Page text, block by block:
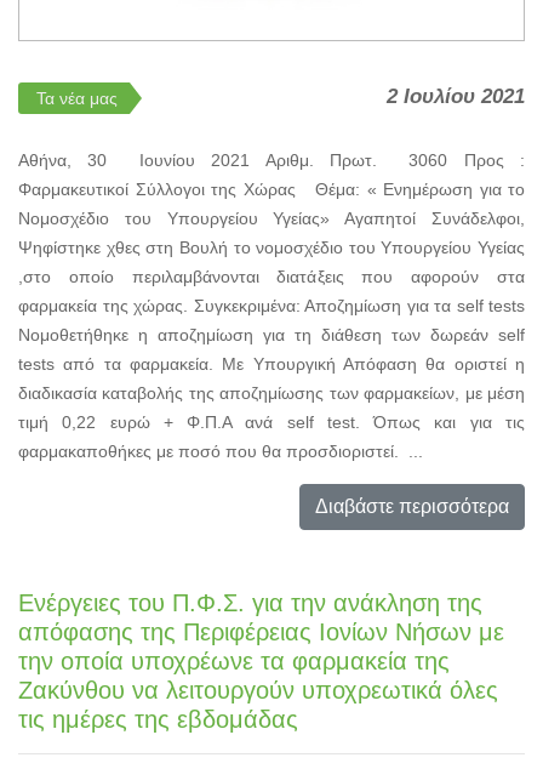
Τα νέα μας 2 Ιουλίου 2021
Αθήνα, 30 Ιουνίου 2021 Αριθμ. Πρωτ. 3060 Προς :
Φαρμακευτικοί Σύλλογοι της Χώρας Θέμα: « Ενημέρωση για το
Νομοσχέδιο του Υπουργείου Υγείας» Αγαπητοί Συνάδελφοι,
Ψηφίστηκε χθες στη Βουλή το νομοσχέδιο του Υπουργείου Υγείας
,στο οποίο περιλαμβάνονται διατάξεις που αφορούν στα
φαρμακεία της χώρας. Συγκεκριμένα: Αποζημίωση για τα self tests
Νομοθετήθηκε η αποζημίωση για τη διάθεση των δωρεάν self
tests από τα φαρμακεία. Με Υπουργική Απόφαση θα οριστεί η
διαδικασία καταβολής της αποζημίωσης των φαρμακείων, με μέση
τιμή 0,22 ευρώ + Φ.Π.Α ανά self test. Όπως και για τις
φαρμακαποθήκες με ποσό που θα προσδιοριστεί. ...
Διαβάστε περισσότερα
Ενέργειες του Π.Φ.Σ. για την ανάκληση της
απόφασης της Περιφέρειας Ιονίων Νήσων με
την οποία υποχρέωνε τα φαρμακεία της
Ζακύνθου να λειτουργούν υποχρεωτικά όλες
τις ημέρες της εβδομάδας